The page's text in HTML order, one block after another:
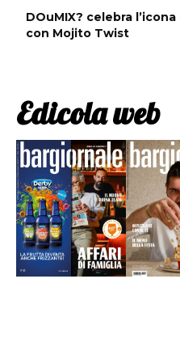
DOuMIX? celebra
con Mojito Twist
Edicola web